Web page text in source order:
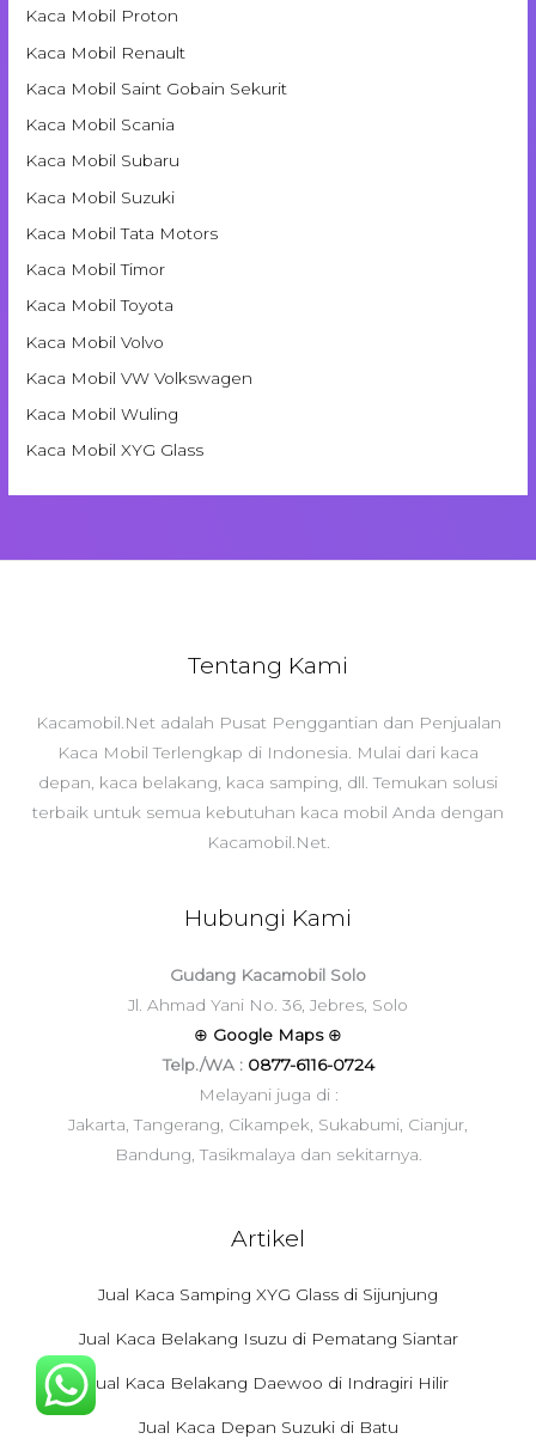
Kaca Mobil Proton
Kaca Mobil Renault
Kaca Mobil Saint Gobain Sekurit
Kaca Mobil Scania
Kaca Mobil Subaru
Kaca Mobil Suzuki
Kaca Mobil Tata Motors
Kaca Mobil Timor
Kaca Mobil Toyota
Kaca Mobil Volvo
Kaca Mobil VW Volkswagen
Kaca Mobil Wuling
Kaca Mobil XYG Glass
Tentang Kami
Kacamobil.Net adalah Pusat Penggantian dan Penjualan
Kaca Mobil Terlengkap di Indonesia. Mulai dari kaca
depan, kaca belakang, kaca samping, dll. Temukan solusi
terbaik untuk semua kebutuhan kaca mobil Anda dengan
Kacamobil.Net.
Hubungi Kami
Gudang Kacamobil Solo
Jl. Ahmad Yani No. 36, Jebres, Solo
⊕ Google Maps ⊕
Telp./WA : 0877-6116-0724
Melayani juga di :
Jakarta, Tangerang, Cikampek, Sukabumi, Cianjur,
Bandung, Tasikmalaya dan sekitarnya.
Artikel
Jual Kaca Samping XYG Glass di Sijunjung
Jual Kaca Belakang Isuzu di Pematang Siantar
Jual Kaca Belakang Daewoo di Indragiri Hilir
Jual Kaca Depan Suzuki di Batu